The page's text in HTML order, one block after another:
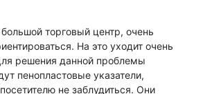
торговый центр, очень
На это уходит очень
решения данной проблемы
пенопластовые указатели,
не заблудиться. Они